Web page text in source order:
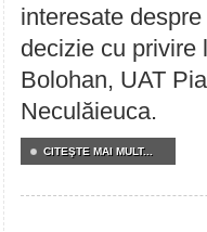
interesate
decizie cu privire
Bolohan, UAT
Neculăieuca.
CITEŞTE MAI MULT...